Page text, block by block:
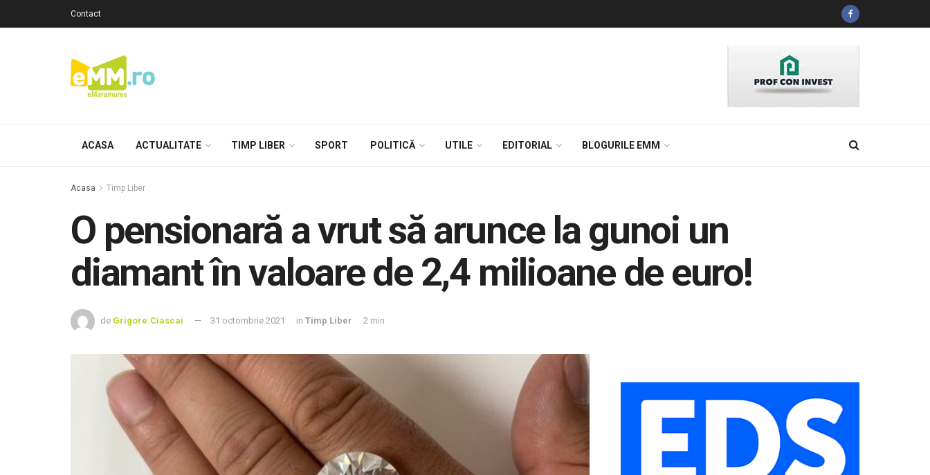
Contact
ACASA ACTUALITATE TIMP LIBER SPORT POLITICĂ UTILE EDITORIAL BLOGURILE EMM
Acasa Timp Liber
O pensionară a vrut să arunce la gunoi un
diamant în valoare de 2,4 milioane de euro!
de Grigore.Ciascai 31 octombrie 2021 in Timp Liber 2 min